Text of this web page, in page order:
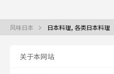
风味日本 日本料理, 各类日本料理
关于本网站